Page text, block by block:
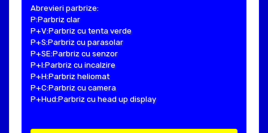
Abrevieri parbrize:
P:Parbriz clar
P+V:Parbriz cu tenta verde
P+S:Parbriz cu parasolar
P+SE:Parbriz cu senzor
P+I:Parbriz cu incalzire
P+H:Parbriz heliomat
P+C:Parbriz cu camera
P+Hud:Parbriz cu head up display